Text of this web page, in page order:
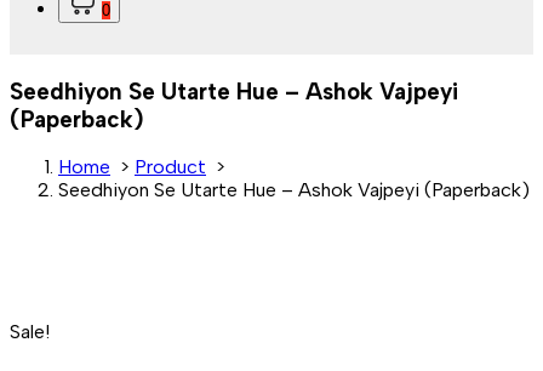
0
Seedhiyon Se Utarte Hue – Ashok Vajpeyi
(Paperback)
Home > Product >
Seedhiyon Se Utarte Hue – Ashok Vajpeyi (Paperback)
Sale!